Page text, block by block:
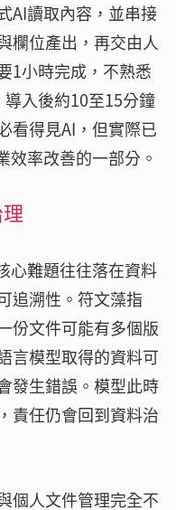
AI讀取內容，並串接
欄位產出，再交由人
1小時完成，不熟悉
入後約10至15分鐘
看得見AI，但實際已
效率改善的一部分。
心難題往往落在資料
追溯性。符文藻指
份文件可能有多個版
言模型取得的資料可
發生錯誤。模型此時
責任仍會回到資料治
個人文件管理完全不